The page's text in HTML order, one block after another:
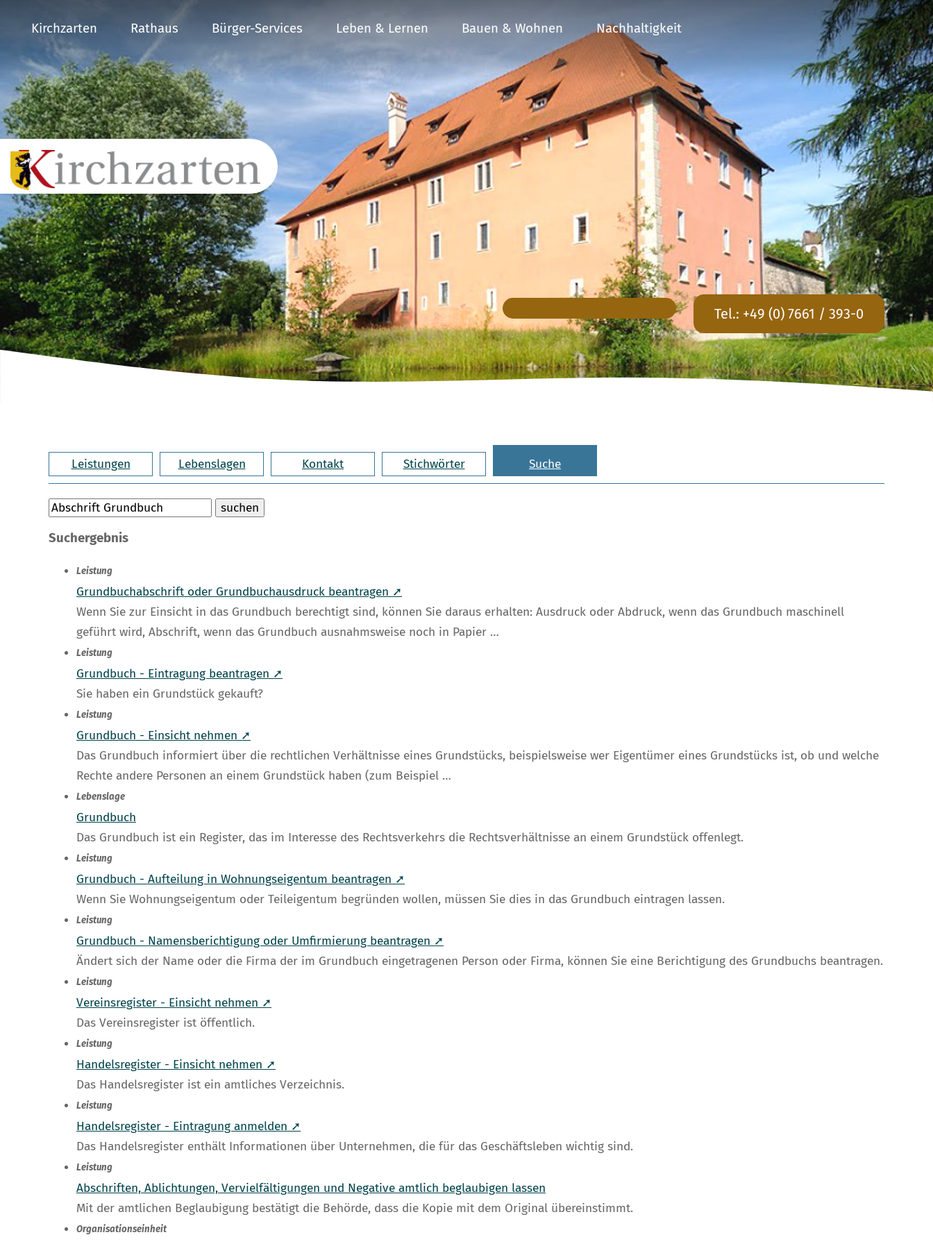
Kirchzarten Rathaus Bürger-Services Leben & Lernen Bauen & Wohnen Nachhaltigkeit
Tel.: +49 (0) 7661 / 393-0
Leistungen Lebenslagen Kontakt Stichwörter Suche
Suchergebnis
Leistung
Grundbuchabschrift oder Grundbuchausdruck beantragen ➚
Wenn Sie zur Einsicht in das Grundbuch berechtigt sind, können Sie daraus erhalten: Ausdruck oder Abdruck, wenn das Grundbuch maschinell
geführt wird, Abschrift, wenn das Grundbuch ausnahmsweise noch in Papier …
Leistung
Grundbuch - Eintragung beantragen ➚
Sie haben ein Grundstück gekauft?
Leistung
Grundbuch - Einsicht nehmen ➚
Das Grundbuch informiert über die rechtlichen Verhältnisse eines Grundstücks, beispielsweise wer Eigentümer eines Grundstücks ist, ob und welche
Rechte andere Personen an einem Grundstück haben (zum Beispiel …
Lebenslage
Grundbuch
Das Grundbuch ist ein Register, das im Interesse des Rechtsverkehrs die Rechtsverhältnisse an einem Grundstück offenlegt.
Leistung
Grundbuch - Aufteilung in Wohnungseigentum beantragen ➚
Wenn Sie Wohnungseigentum oder Teileigentum begründen wollen, müssen Sie dies in das Grundbuch eintragen lassen.
Leistung
Grundbuch - Namensberichtigung oder Umfirmierung beantragen ➚
Ändert sich der Name oder die Firma der im Grundbuch eingetragenen Person oder Firma, können Sie eine Berichtigung des Grundbuchs beantragen.
Leistung
Vereinsregister - Einsicht nehmen ➚
Das Vereinsregister ist öffentlich.
Leistung
Handelsregister - Einsicht nehmen ➚
Das Handelsregister ist ein amtliches Verzeichnis.
Leistung
Handelsregister - Eintragung anmelden ➚
Das Handelsregister enthält Informationen über Unternehmen, die für das Geschäftsleben wichtig sind.
Leistung
Abschriften, Ablichtungen, Vervielfältigungen und Negative amtlich beglaubigen lassen
Mit der amtlichen Beglaubigung bestätigt die Behörde, dass die Kopie mit dem Original übereinstimmt.
Organisationseinheit